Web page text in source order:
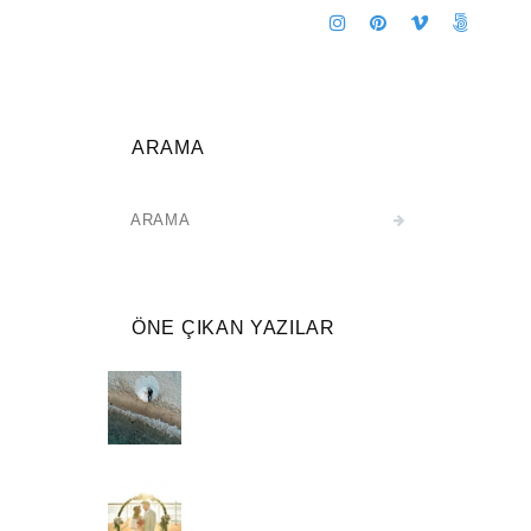
ARAMA
ÖNE ÇIKAN YAZILAR